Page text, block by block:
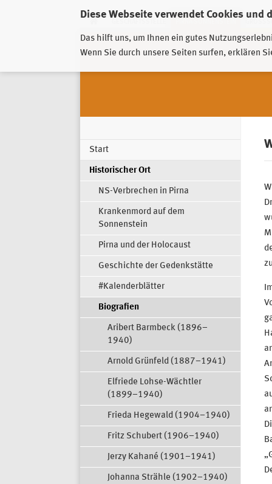
Diese Webseite verwendet Cookies und
Das hilft uns, um Ihnen ein gutes
Wenn Sie durch unsere Seiten surfen, erklären
Start
Historischer Ort
NS-Verbrechen in Pirna
Krankenmord auf dem
Sonnenstein
Pirna und der Holocaust
Geschichte der Gedenkstätte
#Kalenderblätter
Biografien
Aribert Barmbeck (1896–
1940)
Arnold Grünfeld (1887–1941)
Elfriede Lohse-Wächtler
(1899–1940)
Frieda Hegewald (1904–1940)
Fritz Schubert (1906–1940)
Jerzy Kahané (1901–1941)
Johanna Strähle (1902–1940)